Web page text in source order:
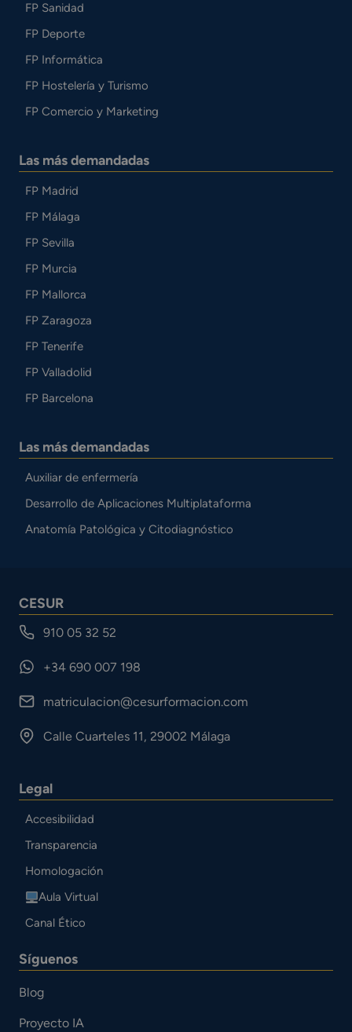
FP Sanidad
FP Deporte
FP Informática
FP Hostelería y Turismo
FP Comercio y Marketing
Las más demandadas
FP Madrid
FP Málaga
FP Sevilla
FP Murcia
FP Mallorca
FP Zaragoza
FP Tenerife
FP Valladolid
FP Barcelona
Las más demandadas
Auxiliar de enfermería
Desarrollo de Aplicaciones Multiplataforma
Anatomía Patológica y Citodiagnóstico
CESUR
910 05 32 52
+34 690 007 198
matriculacion@cesurformacion.com
Calle Cuarteles 11, 29002 Málaga
Legal
Accesibilidad
Transparencia
Homologación
Aula Virtual
Canal Ético
Síguenos
Blog
Proyecto IA